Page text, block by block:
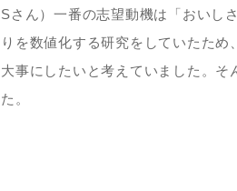
Sさん）一番の志望動機は「おいし
りを数値化する研究をしていたた
大事にしたいと考えていました。
た。